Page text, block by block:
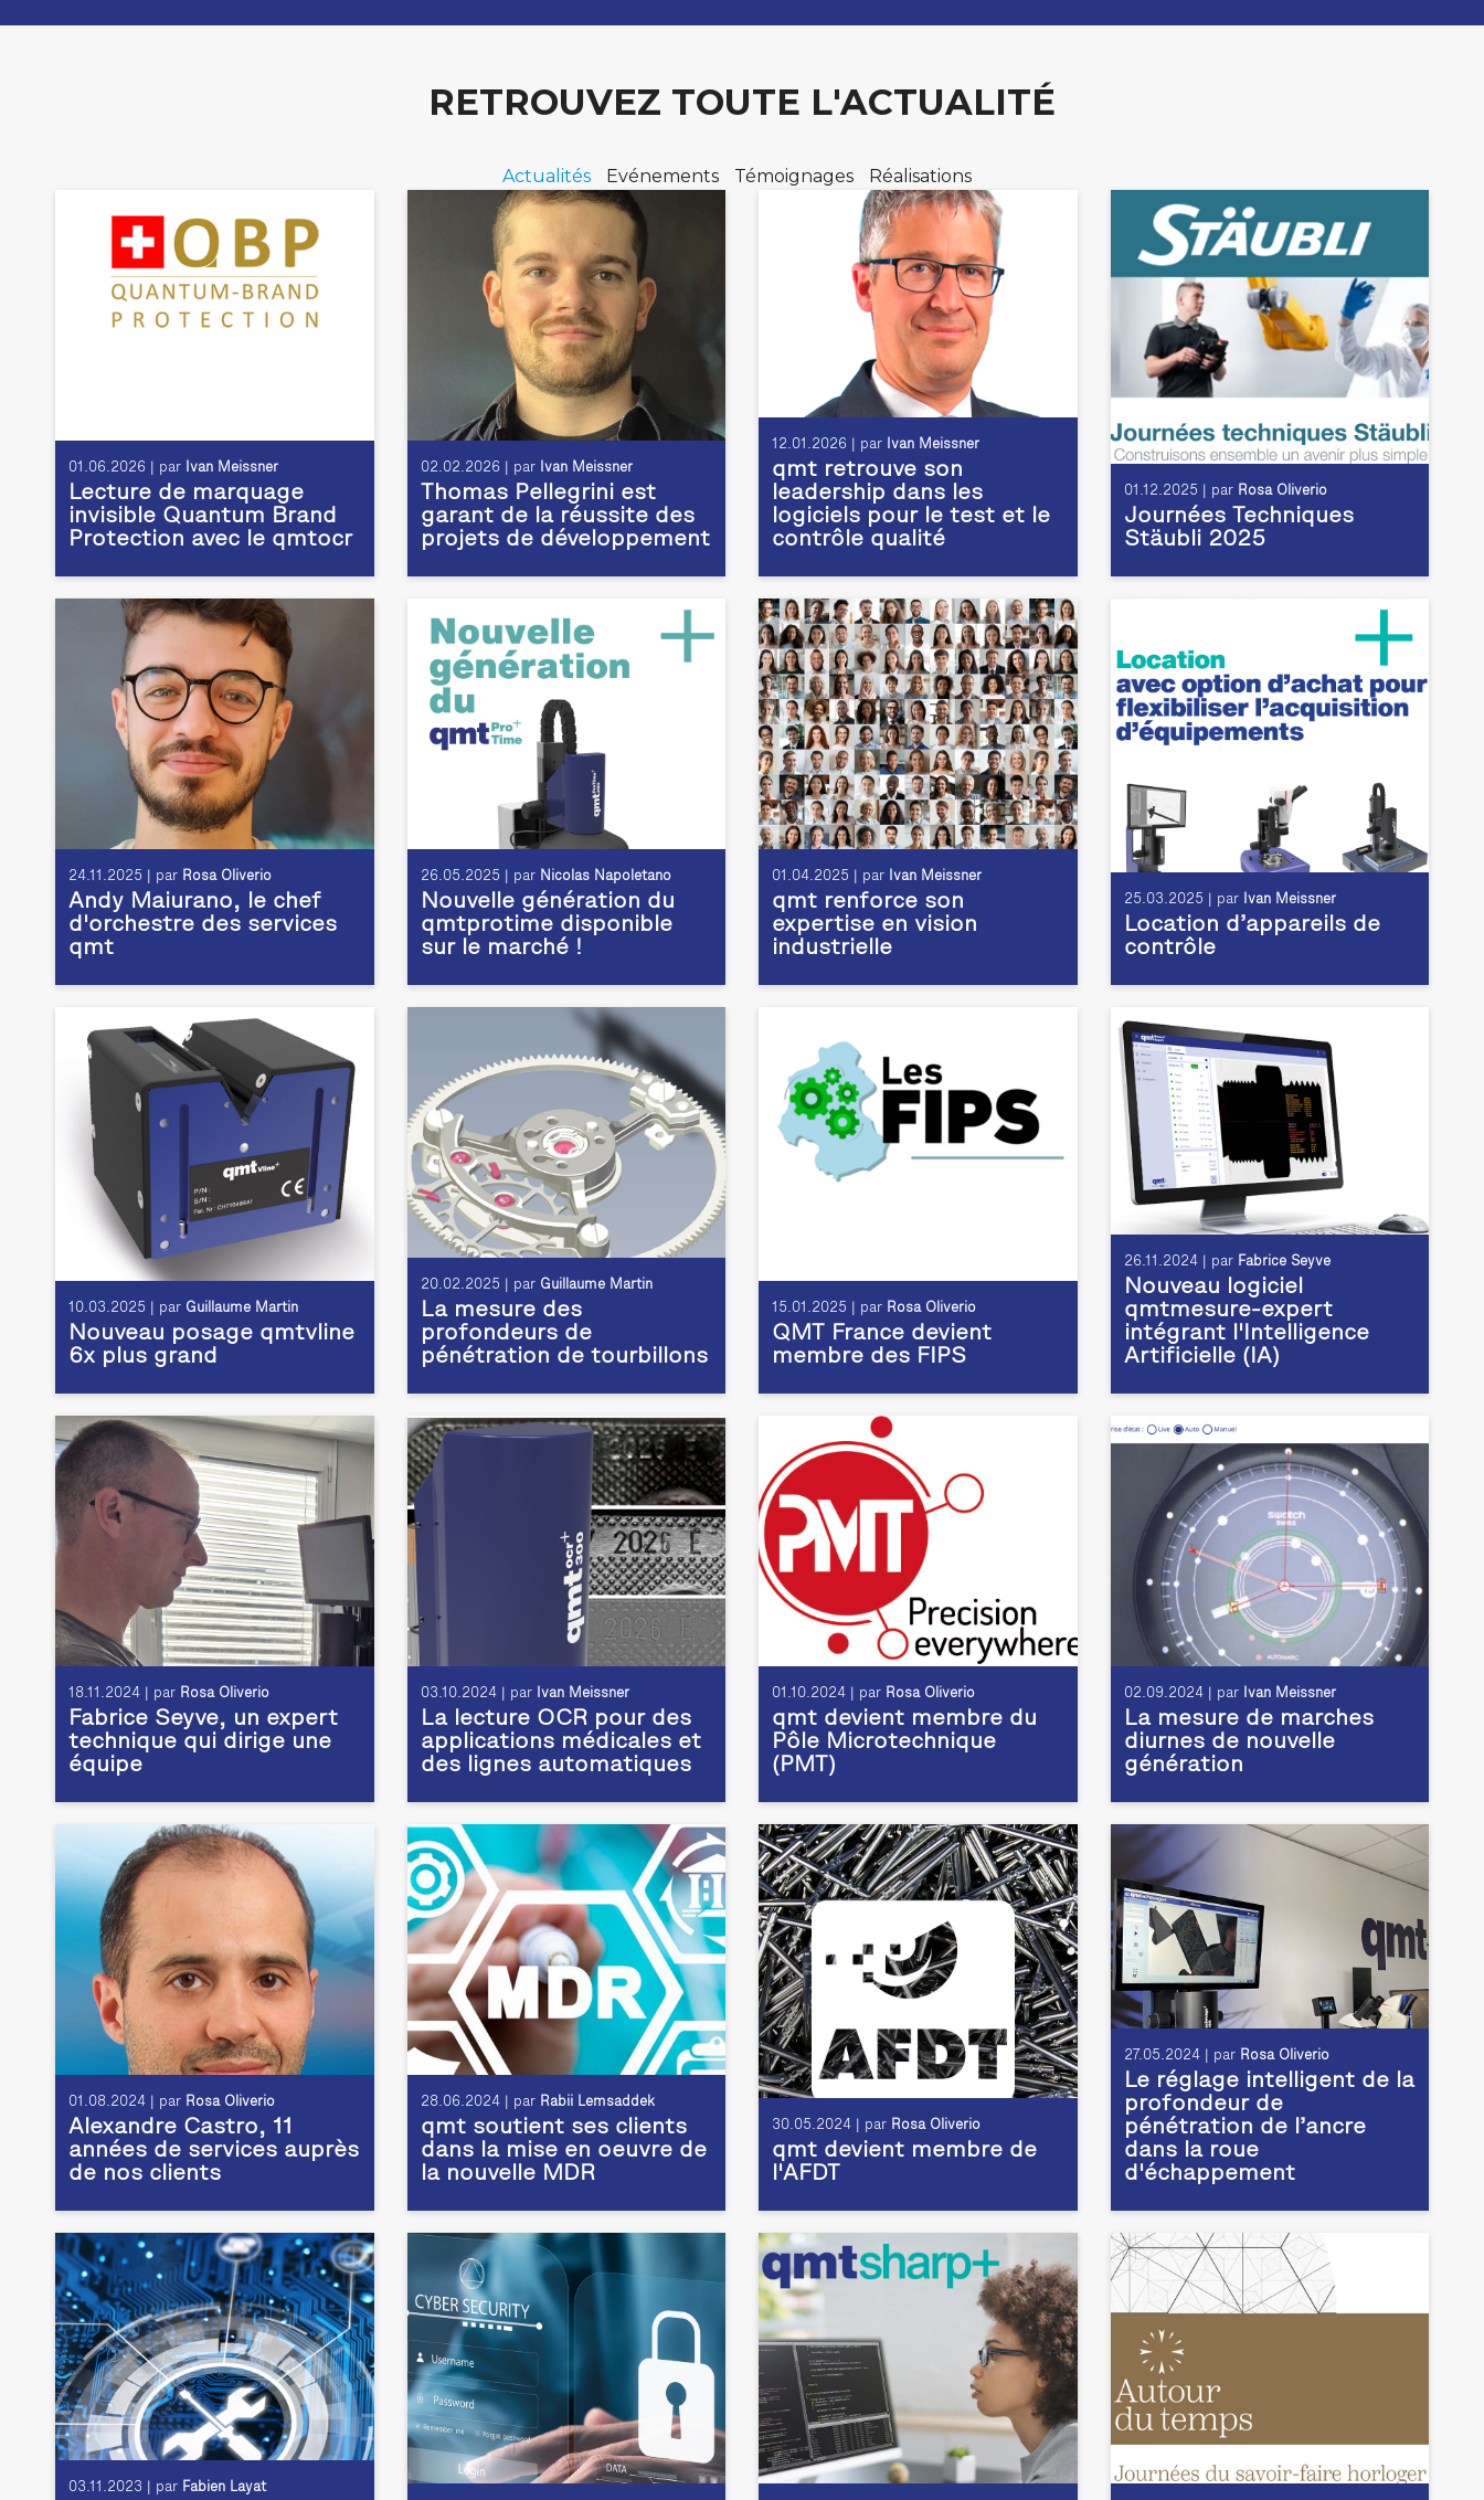
RETROUVEZ TOUTE L'ACTUALITÉ
Actualités Evénements Témoignages Réalisations
01.06.2026 | par Ivan Meissner
Lecture de marquage
invisible Quantum Brand
Protection avec le qmtocr
02.02.2026 | par Ivan Meissner
Thomas Pellegrini est
garant de la réussite des
projets de développement
12.01.2026 | par Ivan Meissner
qmt retrouve son
leadership dans les
logiciels pour le test et le
contrôle qualité
01.12.2025 | par Rosa Oliverio
Journées Techniques
Stäubli 2025
24.11.2025 | par Rosa Oliverio
Andy Maiurano, le chef
d'orchestre des services
qmt
26.05.2025 | par Nicolas Napoletano
Nouvelle génération du
qmtprotime disponible
sur le marché !
01.04.2025 | par Ivan Meissner
qmt renforce son
expertise en vision
industrielle
25.03.2025 | par Ivan Meissner
Location d’appareils de
contrôle
10.03.2025 | par Guillaume Martin
Nouveau posage qmtvline
6x plus grand
20.02.2025 | par Guillaume Martin
La mesure des
profondeurs de
pénétration de tourbillons
15.01.2025 | par Rosa Oliverio
QMT France devient
membre des FIPS
26.11.2024 | par Fabrice Seyve
Nouveau logiciel
qmtmesure-expert
intégrant l'Intelligence
Artificielle (IA)
18.11.2024 | par Rosa Oliverio
Fabrice Seyve, un expert
technique qui dirige une
équipe
03.10.2024 | par Ivan Meissner
La lecture OCR pour des
applications médicales et
des lignes automatiques
01.10.2024 | par Rosa Oliverio
qmt devient membre du
Pôle Microtechnique
(PMT)
02.09.2024 | par Ivan Meissner
La mesure de marches
diurnes de nouvelle
génération
01.08.2024 | par Rosa Oliverio
Alexandre Castro, 11
années de services auprès
de nos clients
28.06.2024 | par Rabii Lemsaddek
qmt soutient ses clients
dans la mise en oeuvre de
la nouvelle MDR
30.05.2024 | par Rosa Oliverio
qmt devient membre de
l'AFDT
27.05.2024 | par Rosa Oliverio
Le réglage intelligent de la
profondeur de
pénétration de l’ancre
dans la roue
d'échappement
03.11.2023 | par Fabien Layat